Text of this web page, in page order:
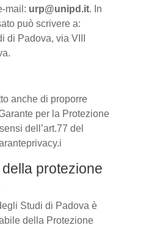
mail: urp@unipd.it. In
può scrivere a:
di Padova, via VIII
anche di proporre
per la Protezione
dell’art.77 del
protezione
Studi di Padova è
della Protezione